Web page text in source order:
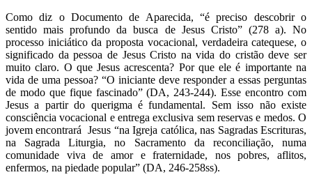
Como diz o Documento de Aparecida, “é preciso descobrir o
sentido mais profundo da busca de Jesus Cristo” (278 a). No
processo iniciático da proposta vocacional, verdadeira catequese, o
significado da pessoa de Jesus Cristo na vida do cristão deve ser
muito claro. O que Jesus acrescenta? Por que ele é importante na
vida de uma pessoa? “O iniciante deve responder a essas perguntas
de modo que fique fascinado” (DA, 243-244). Esse encontro com
Jesus a partir do querigma é fundamental. Sem isso não existe
consciência vocacional e entrega exclusiva sem reservas e medos. O
jovem encontrará Jesus “na Igreja católica, nas Sagradas Escrituras,
na Sagrada Liturgia, no Sacramento da reconciliação, numa
comunidade viva de amor e fraternidade, nos pobres, aflitos,
enfermos, na piedade popular” (DA, 246-258ss).